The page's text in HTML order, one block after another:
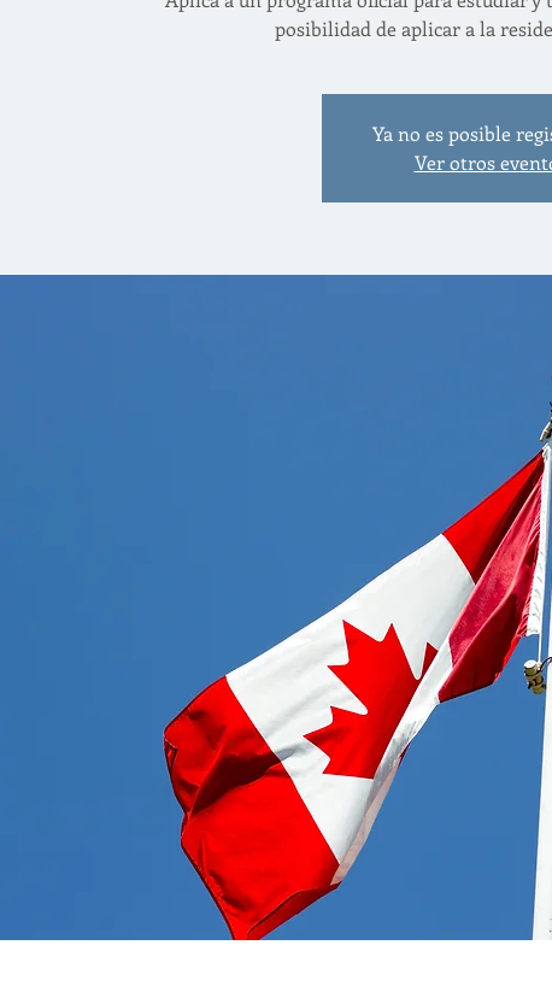
posibilidad de aplicar a la
Ya no es posible
Ver otros